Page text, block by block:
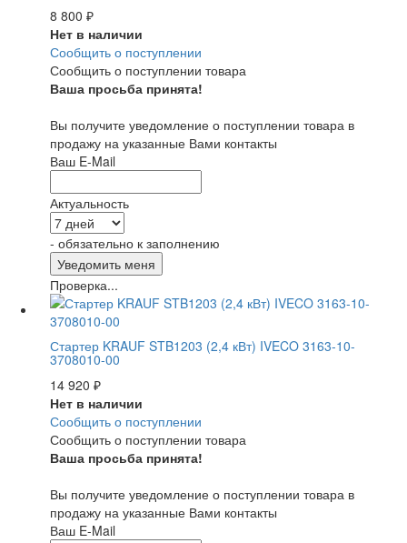
8 800 ₽
Нет в наличии
Сообщить о поступлении
Сообщить о поступлении товара
Ваша просьба принята!
Вы получите уведомление о поступлении товара в
продажу на указанные Вами контакты
Ваш E-Mail
Актуальность
- обязательно к заполнению
Проверка...
Стартер KRAUF STB1203 (2,4 кВт) IVECO 3163-10-
3708010-00
14 920 ₽
Нет в наличии
Сообщить о поступлении
Сообщить о поступлении товара
Ваша просьба принята!
Вы получите уведомление о поступлении товара в
продажу на указанные Вами контакты
Ваш E-Mail